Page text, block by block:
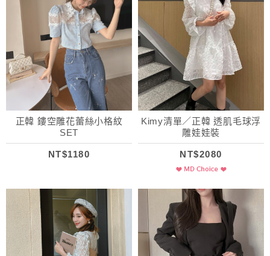
正韓 鏤空雕花蕾絲小格紋
SET
NT$1180
Kimy清單／正韓 透肌毛球浮
雕娃娃裝
NT$2080